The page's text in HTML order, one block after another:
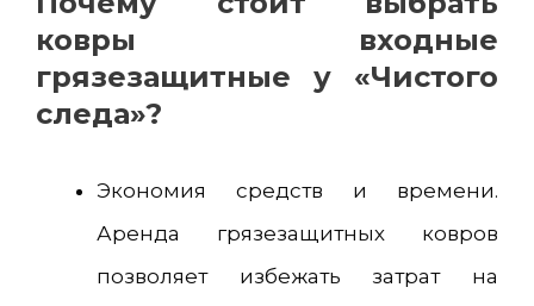
ковры входные
грязезащитные у «Чистого
следа»?
Экономия средств и времени.
Аренда грязезащитных ковров
позволяет избежать затрат на